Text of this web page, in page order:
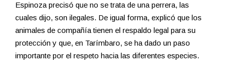
Espinoza precisó que no se trata de una perrera, las
cuales dijo, son ilegales. De igual forma, explicó que los
animales de compañía tienen el respaldo legal para su
protección y que, en Tarímbaro, se ha dado un paso
importante por el respeto hacia las diferentes especies.